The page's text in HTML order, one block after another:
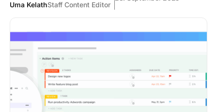
Uma KelathStaff Content Editor